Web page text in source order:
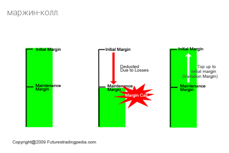
маржин-колл.